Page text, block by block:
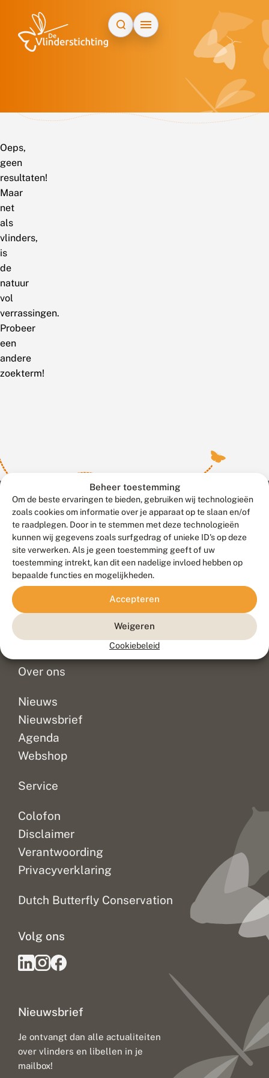
Beheer toestemming
Om de beste ervaringen te bieden, gebruiken wij technologieën
zoals cookies om informatie over je apparaat op te slaan en/of
te raadplegen. Door in te stemmen met deze technologieën
kunnen wij gegevens zoals surfgedrag of unieke ID's op deze
site verwerken. Als je geen toestemming geeft of uw
toestemming intrekt, kan dit een nadelige invloed hebben op
bepaalde functies en mogelijkheden.
Accepteren
Weigeren
Cookiebeleid
Oeps,
geen
resultaten!
Maar
net
als
vlinders,
is
de
natuur
vol
verrassingen.
Probeer
een
andere
zoekterm!
Contact
Veelgestelde vragen
Doneer
Over ons
Nieuws
Nieuwsbrief
Agenda
Webshop
Service
Colofon
Disclaimer
Verantwoording
Privacyverklaring
Dutch Butterfly Conservation
Nieuwsbrief
Je ontvangt dan alle actualiteiten
over vlinders en libellen in je
mailbox!
Volg ons
Meld waarnemingen© 2026 Vlinderstichting
Duurzaam ontwikkeld door
Go2People
, ontworpen door
Blue Field Agency
Privacy
Disclaimer
Sitemap